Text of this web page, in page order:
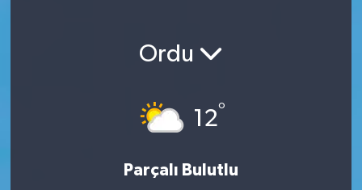
Ordu
12°
Parçalı Bulutlu